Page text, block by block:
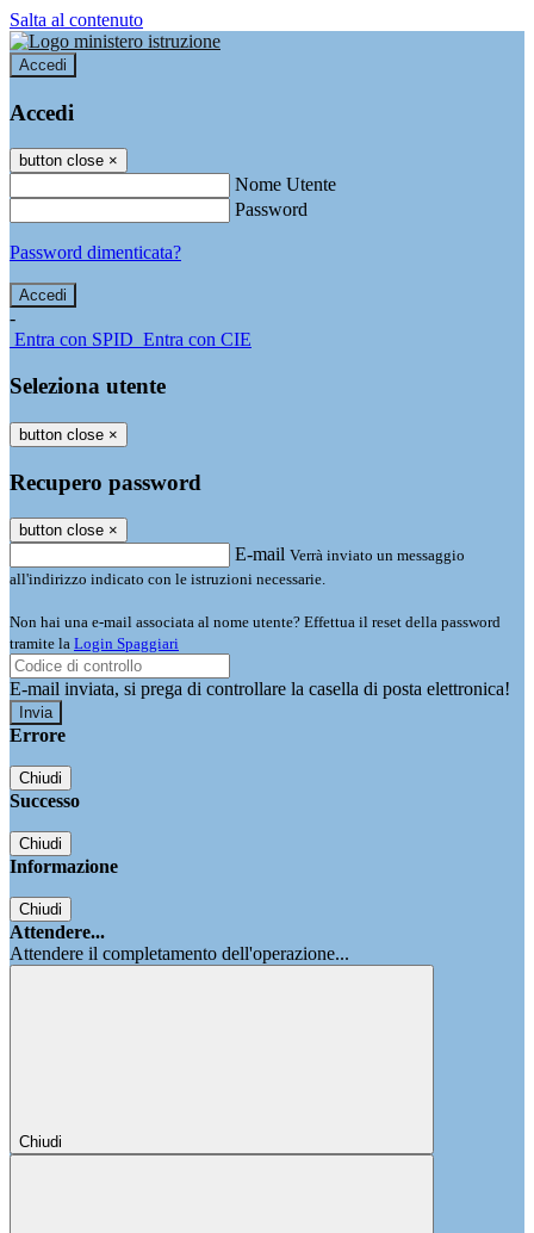
Salta al contenuto
Accedi
Accedi
button close ×
Nome Utente
Password
Password dimenticata?
-
Entra con SPID Entra con CIE
Seleziona utente
button close ×
Recupero password
button close ×
E-mail Verrà inviato un messaggio
all'indirizzo indicato con le istruzioni necessarie.
Non hai una e-mail associata al nome utente? Effettua il reset della password
tramite la Login Spaggiari
E-mail inviata, si prega di controllare la casella di posta elettronica!
Errore
Chiudi
Successo
Chiudi
Informazione
Chiudi
Attendere...
Attendere il completamento dell'operazione...
Chiudi